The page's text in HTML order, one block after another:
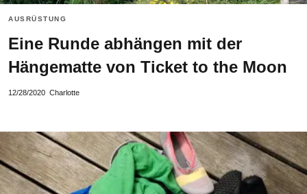
AUSRÜSTUNG
Eine Runde abhängen mit der
Hängematte von Ticket to the Moon
12/28/2020 Charlotte